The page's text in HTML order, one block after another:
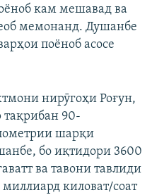
кам мешавад ва
мемонанд. Душанбе
поёноб асосе
нирӯгоҳи Роғун,
тақрибан 90-
шарқи
бо иқтидори 3600
ва тавони тавлиди
миллиард киловат/соат